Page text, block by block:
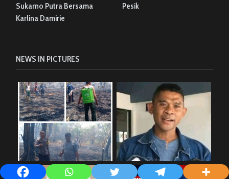
Sukarno Putra Bersama
Karlina Damirie
Pesik
NEWS IN PICTURES